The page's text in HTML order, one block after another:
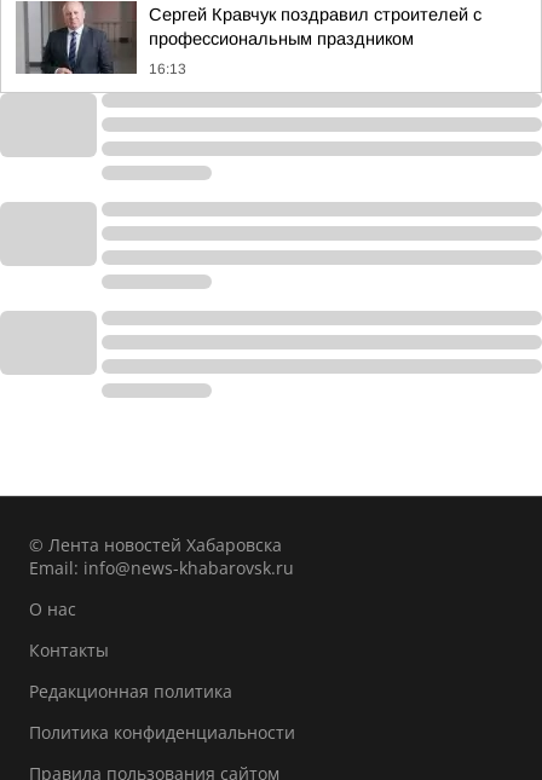
Сергей Кравчук поздравил строителей с
профессиональным праздником
16:13
© Лента новостей Хабаровска
Email: info@news-khabarovsk.ru
О нас
Контакты
Редакционная политика
Политика конфиденциальности
Правила пользования сайтом